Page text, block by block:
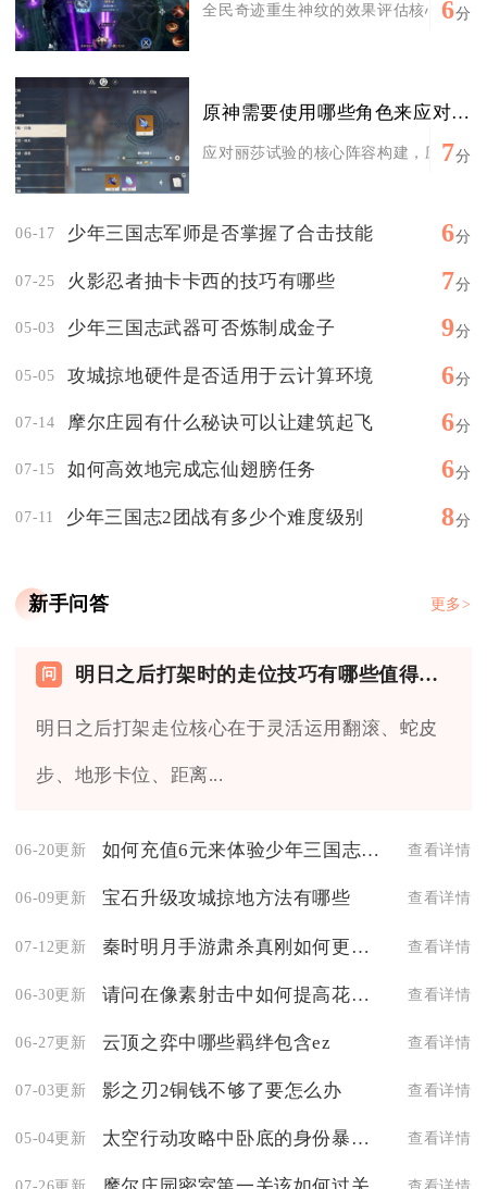
全民奇迹重生神纹的效果评估核心在于
6分
原神需要使用哪些角色来应对雷系丽莎试验
应对丽莎试验的核心阵容构建，应以“超
7分
06-17 少年三国志军师是否掌握了合击技能 6分
07-25 火影忍者抽卡卡西的技巧有哪些 7分
05-03 少年三国志武器可否炼制成金子 9分
05-05 攻城掠地硬件是否适用于云计算环境 6分
07-14 摩尔庄园有什么秘诀可以让建筑起飞 6分
07-15 如何高效地完成忘仙翅膀任务 6分
07-11 少年三国志2团战有多少个难度级别 8分
新手问答 更多>
明日之后打架时的走位技巧有哪些值得学习
明日之后打架走位核心在于灵活运用翻滚、蛇皮
步、地形卡位、距离...
06-20更新 如何充值6元来体验少年三国志的游戏内容 查看详情
06-09更新 宝石升级攻城掠地方法有哪些 查看详情
07-12更新 秦时明月手游肃杀真刚如何更好地提升实力 查看详情
06-30更新 请问在像素射击中如何提高花纹的可视效果 查看详情
06-27更新 云顶之弈中哪些羁绊包含ez 查看详情
07-03更新 影之刃2铜钱不够了要怎么办 查看详情
05-04更新 太空行动攻略中卧底的身份暴露后如何应对 查看详情